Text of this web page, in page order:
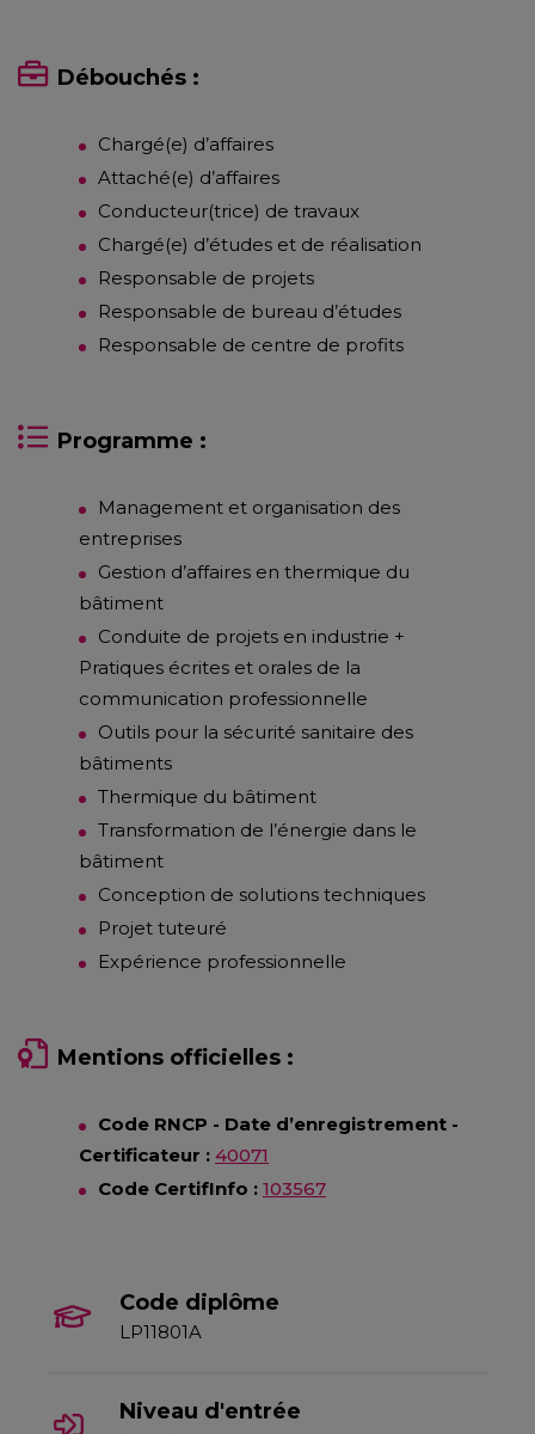
Débouchés :
Chargé(e) d’affaires
Attaché(e) d’affaires
Conducteur(trice) de travaux
Chargé(e) d’études et de réalisation
Responsable de projets
Responsable de bureau d’études
Responsable de centre de profits
Programme :
Management et organisation des
entreprises
Gestion d’affaires en thermique du
bâtiment
Conduite de projets en industrie +
Pratiques écrites et orales de la
communication professionnelle
Outils pour la sécurité sanitaire des
bâtiments
Thermique du bâtiment
Transformation de l’énergie dans le
bâtiment
Conception de solutions techniques
Projet tuteuré
Expérience professionnelle
Mentions officielles :
Code RNCP - Date d’enregistrement -
Certificateur : 40071
Code CertifInfo : 103567
Code diplôme
LP11801A
Niveau d'entrée